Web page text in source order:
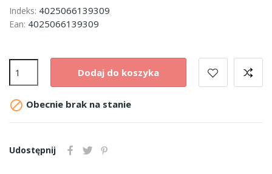
Indeks: 4025066139309
Ean: 4025066139309
Dodaj do koszyka
 Obecnie brak na stanie
Udostępnij